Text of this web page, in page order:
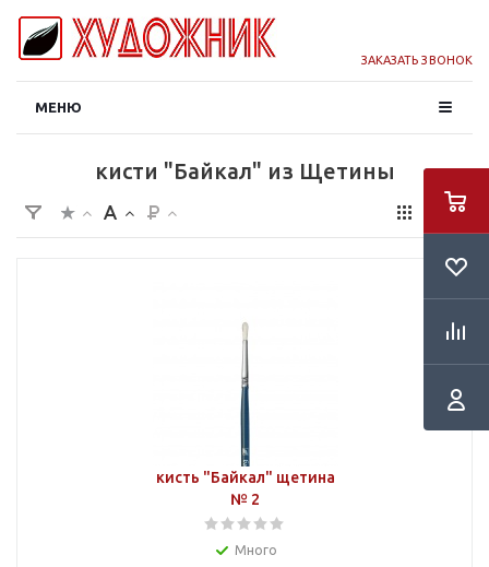
ЗАКАЗАТЬ ЗВОНОК
МЕНЮ
кисти "Байкал" из Щетины
кисть "Байкал" щетина
№ 2
Много